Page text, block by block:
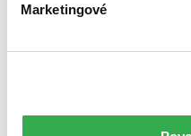
Marketingové